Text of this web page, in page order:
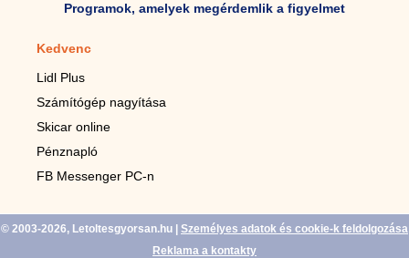
Programok, amelyek megérdemlik a figyelmet
Kedvenc
Lidl Plus
Számítógép nagyítása
Skicar online
Pénznapló
FB Messenger PC-n
© 2003-2026, Letoltesgyorsan.hu
Személyes adatok és cookie-k feldolgozása
Reklama a kontakty